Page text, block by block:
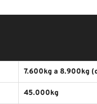
7.600kg a 8.900kg
45.000kg